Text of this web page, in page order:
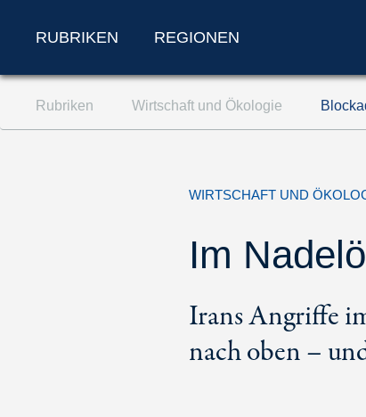
Zum Inhalt springen (Accesskey '1')
Zur Suche springen (Accesskey '2')
RUBRIKEN REGIONEN
Rubriken Wirtschaft und Ökologie
WIRTSCHAFT UND
Im
Irans Angriffe
nach oben –